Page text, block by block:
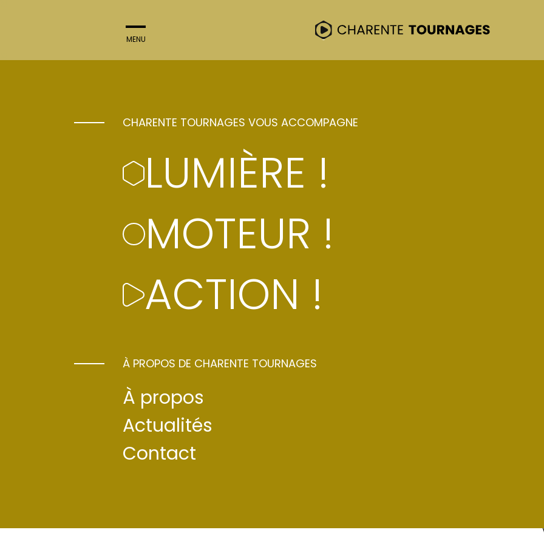
MENU
CHARENTE TOURNAGES VOUS ACCOMPAGNE
LUMIÈRE !
MOTEUR !
ACTION !
À PROPOS DE CHARENTE TOURNAGES
À propos
Actualités
Contact